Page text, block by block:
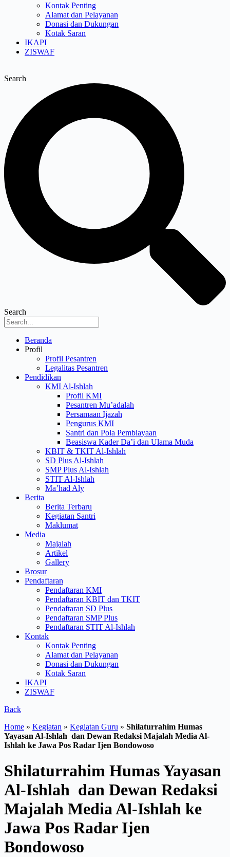
Kontak Penting
Alamat dan Pelayanan
Donasi dan Dukungan
Kotak Saran
IKAPI
ZISWAF
Search
Search
Menu
Beranda
Profil
Profil Pesantren
Legalitas Pesantren
Pendidikan
KMI Al-Ishlah
Profil KMI
Pesantren Mu’adalah
Persamaan Ijazah
Pengurus KMI
Santri dan Pola Pembiayaan
Beasiswa Kader Da’i dan Ulama Muda
KBIT & TKIT Al-Ishlah
SD Plus Al-Ishlah
SMP Plus Al-Ishlah
STIT Al-Ishlah
Ma’had Aly
Berita
Berita Terbaru
Kegiatan Santri
Maklumat
Media
Majalah
Artikel
Gallery
Brosur
Pendaftaran
Pendaftaran KMI
Pendaftaran KBIT dan TKIT
Pendaftaran SD Plus
Pendaftaran SMP Plus
Pendaftaran STIT Al-Ishlah
Kontak
Kontak Penting
Alamat dan Pelayanan
Donasi dan Dukungan
Kotak Saran
IKAPI
ZISWAF
Back
Home » Kegiatan » Kegiatan Guru » Shilaturrahim Humas
Yayasan Al-Ishlah dan Dewan Redaksi Majalah Media Al-
Ishlah ke Jawa Pos Radar Ijen Bondowoso
Shilaturrahim Humas Yayasan
Al-Ishlah dan Dewan Redaksi
Majalah Media Al-Ishlah ke
Jawa Pos Radar Ijen
Bondowoso